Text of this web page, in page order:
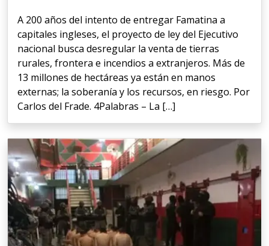
A 200 años del intento de entregar Famatina a
capitales ingleses, el proyecto de ley del Ejecutivo
nacional busca desregular la venta de tierras
rurales, frontera e incendios a extranjeros. Más de
13 millones de hectáreas ya están en manos
externas; la soberanía y los recursos, en riesgo. Por
Carlos del Frade. 4Palabras – La […]